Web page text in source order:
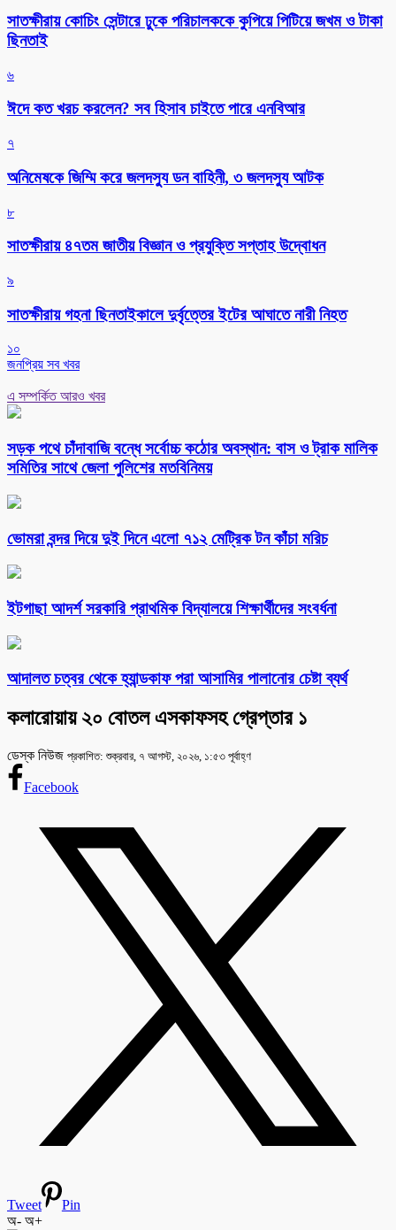
সাতক্ষীরায় কোচিং সেন্টারে ঢুকে পরিচালককে কুপিয়ে পিটিয়ে জখম ও টাকা
ছিনতাই
৬
ঈদে কত খরচ করলেন? সব হিসাব চাইতে পারে এনবিআর
৭
অনিমেষকে জিম্মি করে জলদস্যু ডন বাহিনী, ৩ জলদস্যু আটক
৮
সাতক্ষীরায় ৪৭তম জাতীয় বিজ্ঞান ও প্রযুক্তি সপ্তাহ উদ্বোধন
৯
সাতক্ষীরায় গহনা ছিনতাইকালে দুর্বৃত্তের ইটের আঘাতে নারী নিহত
১০
জনপ্রিয় সব খবর
এ সম্পর্কিত আরও খবর
সড়ক পথে চাঁদাবাজি বন্ধে সর্বোচ্চ কঠোর অবস্থান: বাস ও ট্রাক মালিক
সমিতির সাথে জেলা পুলিশের মতবিনিময়
ভোমরা বন্দর দিয়ে দুই দিনে এলো ৭১২ মেট্রিক টন কাঁচা মরিচ
ইটগাছা আদর্শ সরকারি প্রাথমিক বিদ্যালয়ে শিক্ষার্থীদের সংবর্ধনা
আদালত চত্বর থেকে হ্যান্ডকাফ পরা আসামির পালানোর চেষ্টা ব্যর্থ
কলারোয়ায় ২০ বোতল এসকাফসহ গ্রেপ্তার ১
ডেস্ক নিউজ প্রকাশিত: শুক্রবার, ৭ আগস্ট, ২০২৬, ১:৫৩ পূর্বাহ্ণ
Facebook
Tweet
Pin
অ- অ+